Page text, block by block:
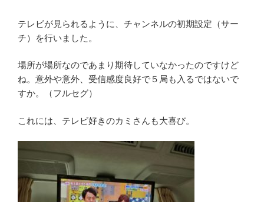
テレビが見られるように、チャンネルの初期設定（サー
チ）を行いました。
場所が場所なのであまり期待していなかったのですけど
ね。意外や意外、受信感度良好で５局も入るではないで
すか。（フルセグ）
これには、テレビ好きのカミさんも大喜び。